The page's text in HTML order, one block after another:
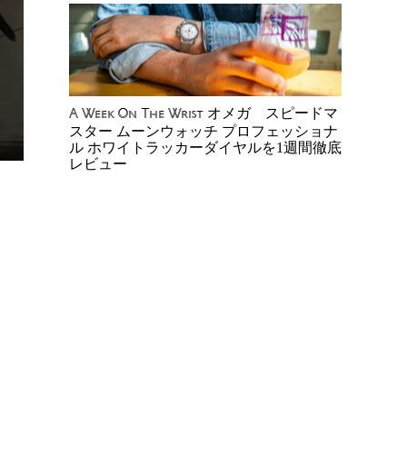
A Week On The Wrist オメガ スピードマ
スター ムーンウォッチ プロフェッショナ
ル ホワイトラッカーダイヤルを1週間徹底
レビュー